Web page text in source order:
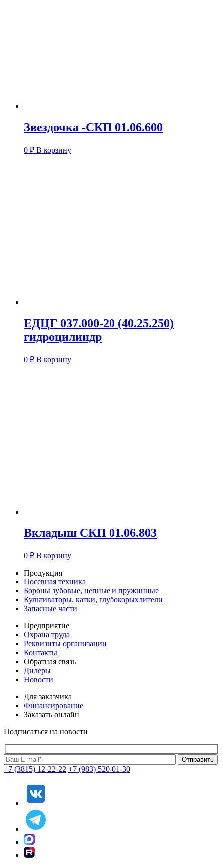
Звездочка -СКП 01.06.600
0 ₽ В корзину
ЕДЦГ 037.000-20 (40.25.250)
гидроцилиндр
0 ₽ В корзину
Вкладыш СКП 01.06.803
0 ₽ В корзину
Продукция
Посевная техника
Бороны зубовые, цепные и пружинные
Культиваторы, катки, глубокорыхлители
Запасные части
Предприятие
Охрана труда
Реквизиты организации
Контакты
Обратная связь
Дилеры
Новости
Для заказчика
Финансирование
Заказать онлайн
Подписаться на новости
+7 (3815) 12-22-22 +7 (983) 520-01-30